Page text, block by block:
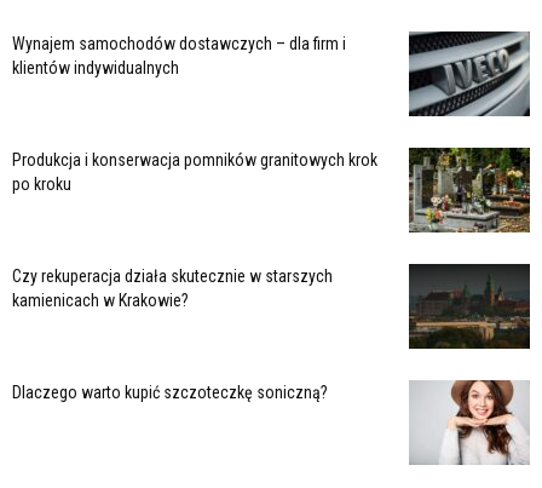
Wynajem samochodów dostawczych – dla firm i
klientów indywidualnych
Produkcja i konserwacja pomników granitowych krok
po kroku
Czy rekuperacja działa skutecznie w starszych
kamienicach w Krakowie?
Dlaczego warto kupić szczoteczkę soniczną?